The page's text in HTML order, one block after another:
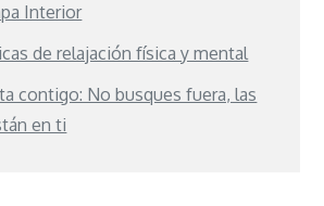
Interior
de relajación física y mental
contigo: No busques fuera, las
en ti